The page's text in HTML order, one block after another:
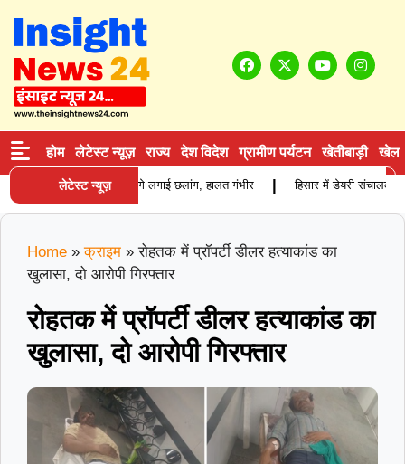
होम लेटेस्ट न्यूज़ राज्य देश विदेश ग्रामीण पर्यटन खेतीबाड़ी खेल
लेटेस्ट न्यूज़
के बाद युवक ने ट्रक के आगे लगाई छलांग, हालत गंभीर हिसार में डेयरी संचालक की
Home » क्राइम »रोहतक में प्रॉपर्टी डीलर हत्याकांड का
खुलासा, दो आरोपी गिरफ्तार
रोहतक में प्रॉपर्टी डीलर हत्याकांड का
खुलासा, दो आरोपी गिरफ्तार